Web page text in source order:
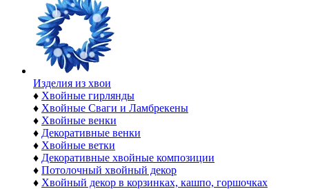
Изделия из хвои
♦ Хвойные гирлянды
♦ Хвойные Сваги и Ламбрекены
♦ Хвойные венки
♦ Декоративные венки
♦ Хвойные ветки
♦ Декоративные хвойные композиции
♦ Потолочный хвойный декор
♦ Хвойный декор в корзинках, кашпо, горшочках